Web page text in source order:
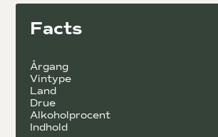
Facts
Årgang
Vintype
Land
Drue
Alkoholprocent
Indhold